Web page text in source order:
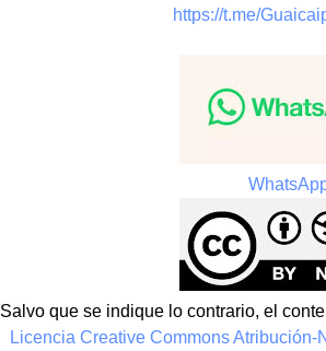
https://t.me/
Salvo que se indique lo contrario, el
Licencia Creative Commons